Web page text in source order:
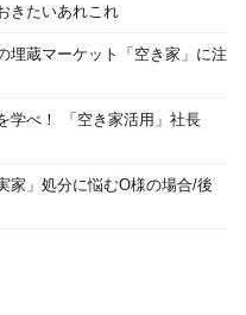
きたいあれこれ
埋蔵マーケット「空き家」に注
学べ！ 「空き家活用」社長
家」処分に悩むO様の場合/後